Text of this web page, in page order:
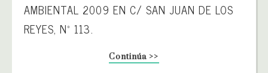
AMBIENTAL 2009 EN C/ SAN JUAN DE LOS
REYES, Nº 113.
Continúa >>